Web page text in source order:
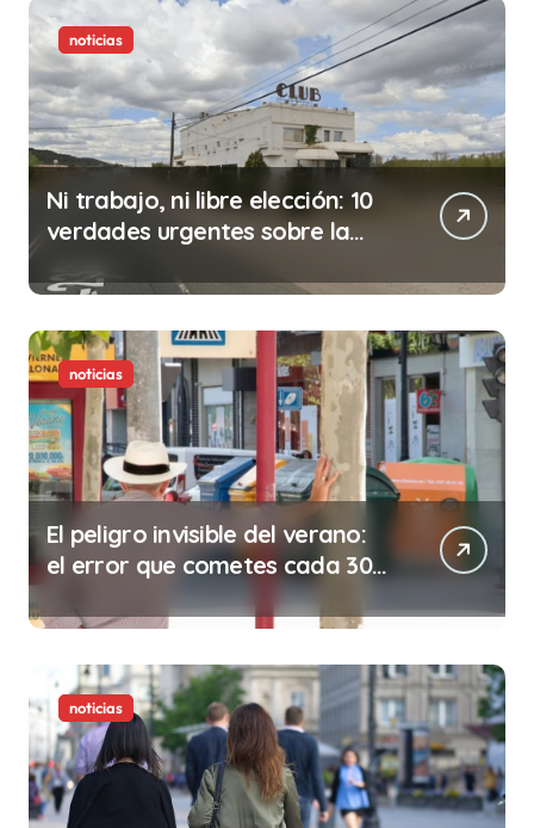
noticias
Ni trabajo, ni libre elección: 10
verdades urgentes sobre la
noticias
El peligro invisible del verano:
el error que cometes cada 30
minutos en tu trabajo (y la
ilegalidad que te puede costar
la vida)
noticias